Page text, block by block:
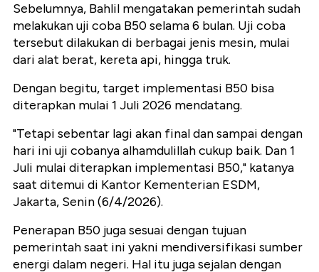
Sebelumnya, Bahlil mengatakan pemerintah sudah
melakukan uji coba B50 selama 6 bulan. Uji coba
tersebut dilakukan di berbagai jenis mesin, mulai
dari alat berat, kereta api, hingga truk.
Dengan begitu, target implementasi B50 bisa
diterapkan mulai 1 Juli 2026 mendatang.
"Tetapi sebentar lagi akan final dan sampai dengan
hari ini uji cobanya alhamdulillah cukup baik. Dan 1
Juli mulai diterapkan implementasi B50," katanya
saat ditemui di Kantor Kementerian ESDM,
Jakarta, Senin (6/4/2026).
Penerapan B50 juga sesuai dengan tujuan
pemerintah saat ini yakni mendiversifikasi sumber
energi dalam negeri. Hal itu juga sejalan dengan